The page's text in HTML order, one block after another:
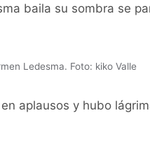
baila su sombra se
Ledesma. Foto: kiko Valle
aplausos y hubo